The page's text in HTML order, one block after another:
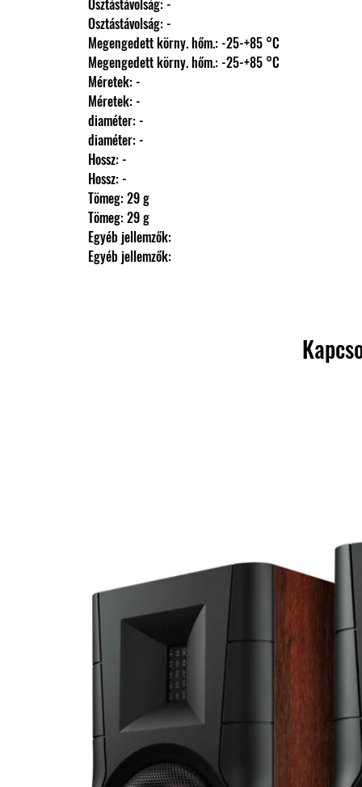
                Osztástávolság: -
                Osztástávolság: -
                Megengedett körny. hőm.: -25-+85 °C
                Megengedett körny. hőm.: -25-+85 °C
                Méretek: -
                Méretek: -
                diaméter: -
                diaméter: -
                Hossz: -
                Hossz: -
                Tömeg: 29 g
                Tömeg: 29 g
                Egyéb jellemzők:
                Egyéb jellemzők: